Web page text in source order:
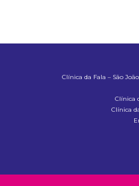
Clínica da Fala – São
Clínica
Clínica